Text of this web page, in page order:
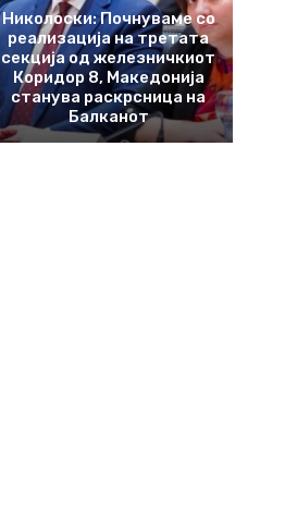
Николоски: Почнуваме со
реализација на третата
секција од железничкиот
Коридор 8, Македонија
станува раскрсница на
Балканот